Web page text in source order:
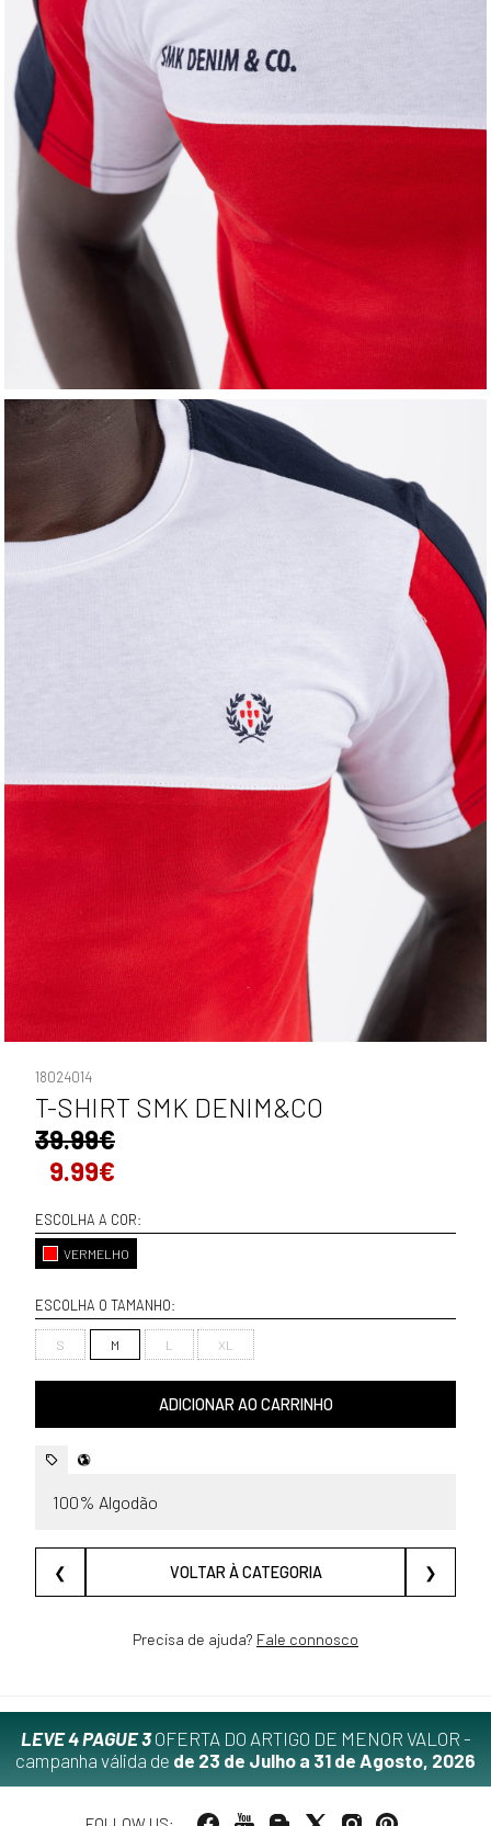
18024014
T-SHIRT SMK DENIM&CO
39.99€
9.99€
ESCOLHA A COR:
VERMELHO
ESCOLHA O TAMANHO:
S M L XL
ADICIONAR AO CARRINHO
100% Algodão
❮ VOLTAR À CATEGORIA ❯
Precisa de ajuda? Fale connosco
LEVE 4 PAGUE 3OFERTA DO ARTIGO DE MENOR VALOR -
campanha válida de de 23 de Julho a 31 de Agosto, 2026